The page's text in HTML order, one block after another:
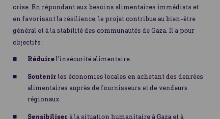
crise. En répondant aux besoins alimentaires immédiats et
en favorisant la résilience, le projet contribue au bien-être
général et à la stabilité des communautés de Gaza. Il a pour
objectifs :
Réduirel'insécurité alimentaire.
Soutenir les économies locales en achetant des denrées
alimentaires auprès de fournisseurs et de vendeurs
régionaux.
Sensibiliser à la situation humanitaire à Gaza et à